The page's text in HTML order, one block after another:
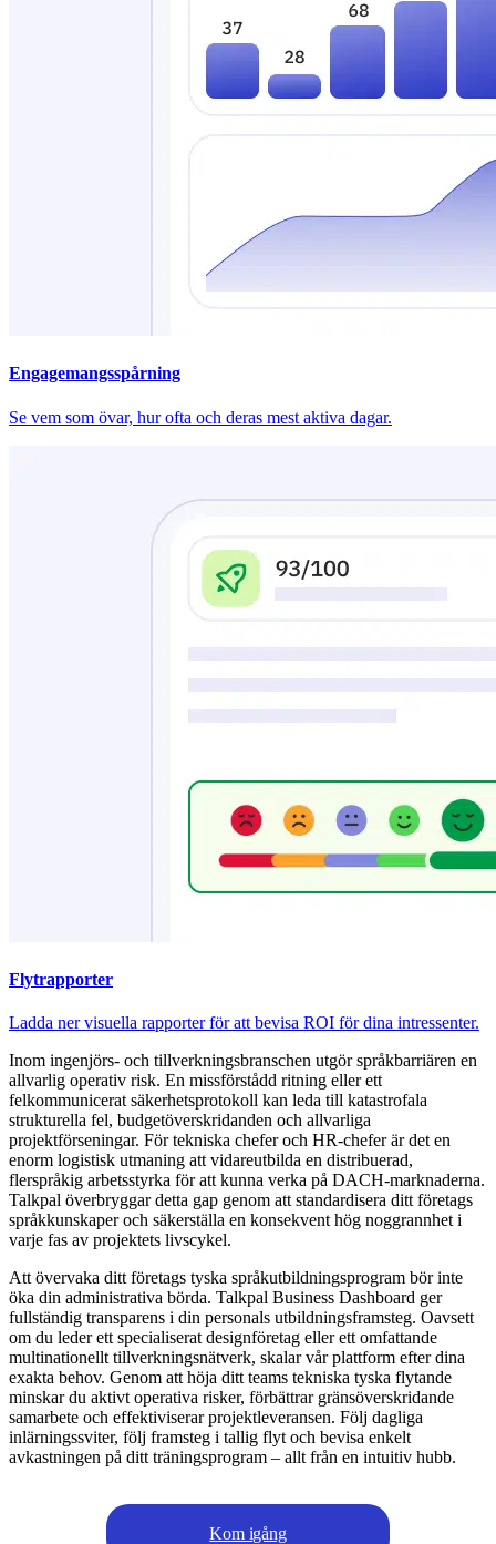
Engagemangsspårning
Se vem som övar, hur ofta och deras mest aktiva dagar.
Flytrapporter
Ladda ner visuella rapporter för att bevisa ROI för dina intressenter.
Inom ingenjörs- och tillverkningsbranschen utgör språkbarriären en
allvarlig operativ risk. En missförstådd ritning eller ett
felkommunicerat säkerhetsprotokoll kan leda till katastrofala
strukturella fel, budgetöverskridanden och allvarliga
projektförseningar. För tekniska chefer och HR-chefer är det en
enorm logistisk utmaning att vidareutbilda en distribuerad,
flerspråkig arbetsstyrka för att kunna verka på DACH-marknaderna.
Talkpal överbryggar detta gap genom att standardisera ditt företags
språkkunskaper och säkerställa en konsekvent hög noggrannhet i
varje fas av projektets livscykel.
Att övervaka ditt företags tyska språkutbildningsprogram bör inte
öka din administrativa börda. Talkpal Business Dashboard ger
fullständig transparens i din personals utbildningsframsteg. Oavsett
om du leder ett specialiserat designföretag eller ett omfattande
multinationellt tillverkningsnätverk, skalar vår plattform efter dina
exakta behov. Genom att höja ditt teams tekniska tyska flytande
minskar du aktivt operativa risker, förbättrar gränsöverskridande
samarbete och effektiviserar projektleveransen. Följ dagliga
inlärningssviter, följ framsteg i tallig flyt och bevisa enkelt
avkastningen på ditt träningsprogram – allt från en intuitiv hubb.
Kom igång